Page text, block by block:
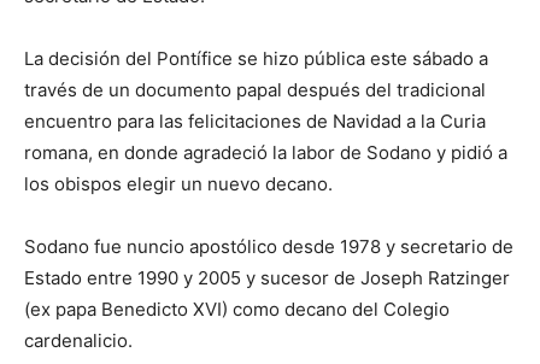
La decisión del Pontífice se hizo pública este sábado a
través de un documento papal después del tradicional
encuentro para las felicitaciones de Navidad a la Curia
romana, en donde agradeció la labor de Sodano y pidió a
los obispos elegir un nuevo decano.
Sodano fue nuncio apostólico desde 1978 y secretario de
Estado entre 1990 y 2005 y sucesor de Joseph Ratzinger
(ex papa Benedicto XVI) como decano del Colegio
cardenalicio.